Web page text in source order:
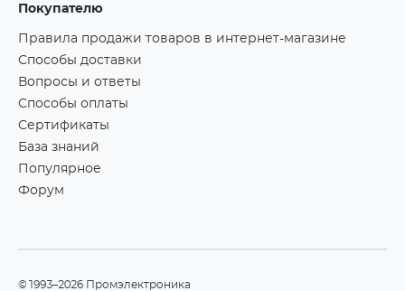
Покупателю
Правила продажи товаров в интернет-магазине
Способы доставки
Вопросы и ответы
Способы оплаты
Сертификаты
База знаний
Популярное
Форум
©1993–2026 Промэлектроника